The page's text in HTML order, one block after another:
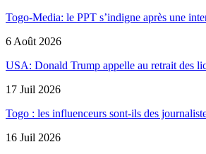
Togo-Media: le PPT s’indigne après une
6 Août 2026
USA: Donald Trump appelle au retrait des
17 Juil 2026
Togo : les influenceurs sont-ils des
16 Juil 2026